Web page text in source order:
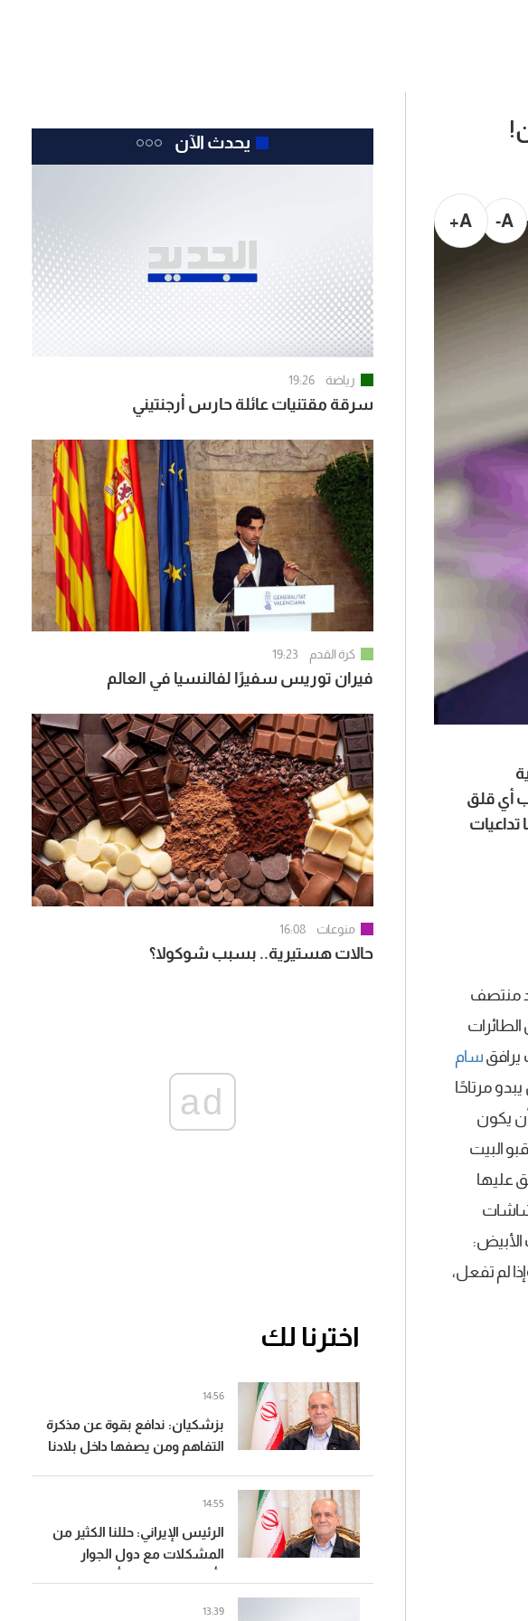
A-
A+
أي قلق
تكون لها تداعيات
للإقلاع عند منتصف
يرافق سام
مرتاحًا
يكون
البيت
عليها
شاشات
لم تفعل،
يحدث الآن
رياضة 19:26
سرقة مقتنيات عائلة حارس أرجنتيني
كرة القدم 19:23
فيران توريس سفيرًا لفالنسيا في العالم
منوعات 16:08
حالات هستيرية.. بسبب شوكولا؟
ad
اخترنا لك
بزشكيان: ندافع بقوة عن مذكرة
التفاهم ومن يصفها داخل بلادنا
14:56
الرئيس الإيراني: حللنا الكثير من
المشكلات مع دول الجوار
14:55
13:39